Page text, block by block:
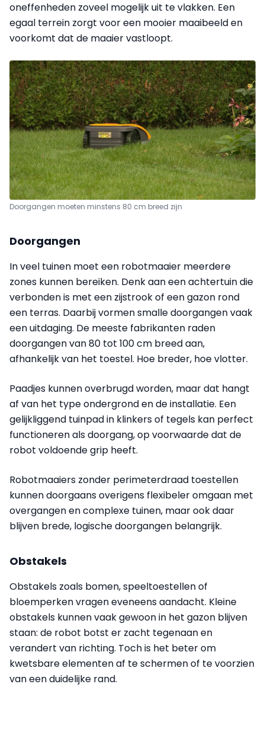
oneffenheden zoveel mogelijk uit te vlakken. Een
egaal terrein zorgt voor een mooier maaibeeld en
voorkomt dat de maaier vastloopt.
Doorgangen moeten minstens 80 cm breed zijn
Doorgangen
In veel tuinen moet een robotmaaier meerdere
zones kunnen bereiken. Denk aan een achtertuin die
verbonden is met een zijstrook of een gazon rond
een terras. Daarbij vormen smalle doorgangen vaak
een uitdaging. De meeste fabrikanten raden
doorgangen van 80 tot 100 cm breed aan,
afhankelijk van het toestel. Hoe breder, hoe vlotter.
Paadjes kunnen overbrugd worden, maar dat hangt
af van het type ondergrond en de installatie. Een
gelijkliggend tuinpad in klinkers of tegels kan perfect
functioneren als doorgang, op voorwaarde dat de
robot voldoende grip heeft.
Robotmaaiers zonder perimeterdraad toestellen
kunnen doorgaans overigens flexibeler omgaan met
overgangen en complexe tuinen, maar ook daar
blijven brede, logische doorgangen belangrijk.
Obstakels
Obstakels zoals bomen, speeltoestellen of
bloemperken vragen eveneens aandacht. Kleine
obstakels kunnen vaak gewoon in het gazon blijven
staan: de robot botst er zacht tegenaan en
verandert van richting. Toch is het beter om
kwetsbare elementen af te schermen of te voorzien
van een duidelijke rand.